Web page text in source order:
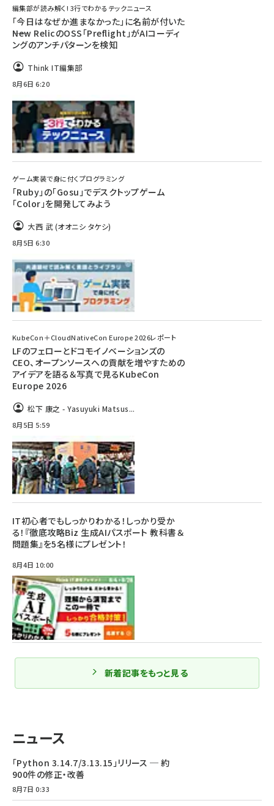
編集部が読み解く! 3行でわかるテックニュース
「今日はなぜか進まなかった」に名前が付いた
――New RelicのOSS「Preflight」がAIコーディ
ングのアンチパターンを検知
Think IT編集部
8月6日 6:20
ゲーム実装で身に付くプログラミング
「Ruby」の「Gosu」でデスクトップゲーム
「Color」を開発してみよう
大西 武 (オオニシ タケシ)
8月5日 6:30
KubeCon＋CloudNativeCon Europe 2026レポート
LFのフェローとドコモイノベーションズの
CEO、オープンソースへの貢献を増やすための
アイデアを語る＆写真で見るKubeCon
Europe 2026
松下 康之 - Yasuyuki Matsus...
8月5日 5:59
IT初心者でもしっかりわかる！しっかり受か
る！『徹底攻略Biz 生成AIパスポート 教科書＆
問題集』を5名様にプレゼント！
8月4日 10:00
新着記事をもっと見る
ニュース
「Python 3.14.7/3.13.15」リリース ─ 約
900件の修正・改善
8月7日 0:33